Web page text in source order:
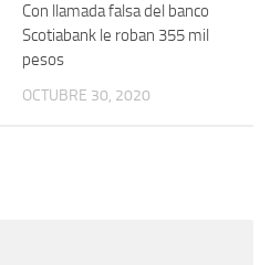
Con llamada falsa del banco
Scotiabank le roban 355 mil
pesos
OCTUBRE 30, 2020